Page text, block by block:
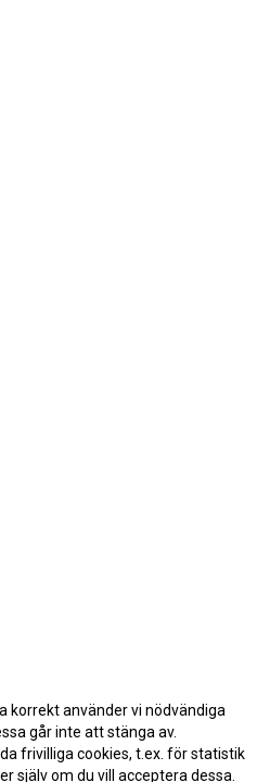
korrekt använder vi nödvändiga
går inte att stänga av.
frivilliga cookies, t.ex. för statistik
själv om du vill acceptera dessa.